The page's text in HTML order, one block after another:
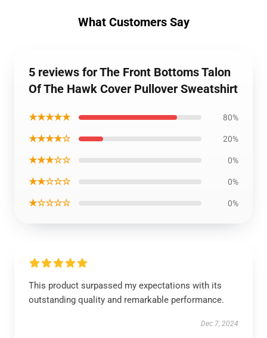
What Customers Say
5 reviews for The Front Bottoms Talon
Of The Hawk Cover Pullover Sweatshirt
★★★★★ 80%
★★★★☆ 20%
★★★☆☆ 0%
★★☆☆☆ 0%
★☆☆☆☆ 0%
This product surpassed my expectations with its
outstanding quality and remarkable performance.
Dec 7, 2024